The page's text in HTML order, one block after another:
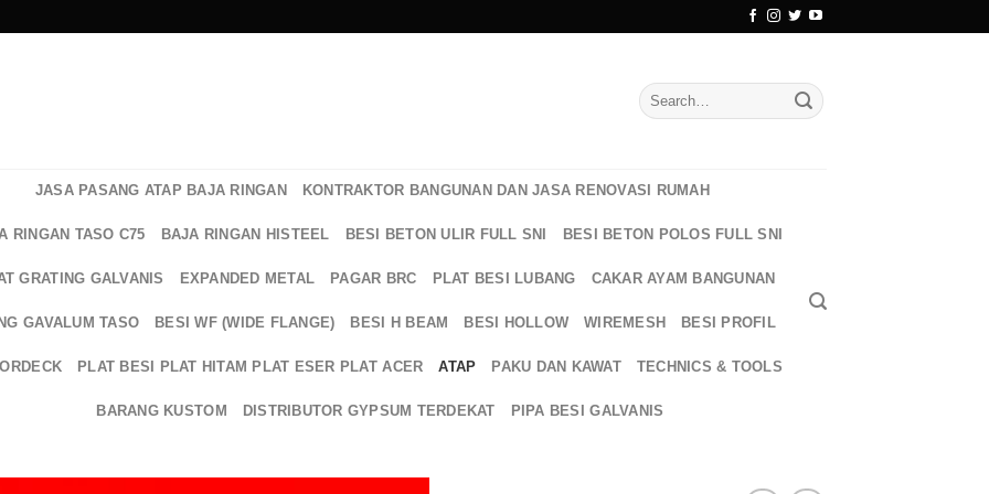
Search
for:
JASA PASANG ATAP BAJA RINGAN KONTRAKTOR BANGUNAN DAN JASA RENOVASI RUMAH
RINGAN TASO C75 BAJA RINGAN HISTEEL BESI BETON ULIR FULL SNI BESI BETON POLOS FULL SNI
GRATING GALVANIS EXPANDED METAL PAGAR BRC PLAT BESI LUBANG CAKAR AYAM BANGUNAN
GAVALUM TASO BESI WF (WIDE FLANGE) BESI H BEAM BESI HOLLOW WIREMESH BESI PROFIL
PLAT BESI PLAT HITAM PLAT ESER PLAT ACER ATAP PAKU DAN KAWAT TECHNICS & TOOLS
BARANG KUSTOM DISTRIBUTOR GYPSUM TERDEKAT PIPA BESI GALVANIS